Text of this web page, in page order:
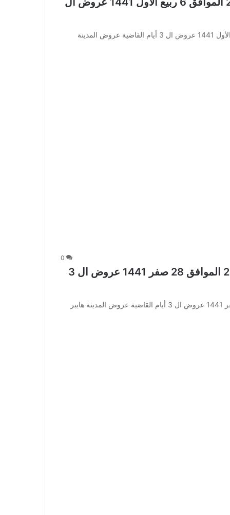
عروض المدينة هايبر اليوم 3 نوفمبر 2019 الموافق 6 ربيع الأول 1441 عروض ال 3 أيام القاضية عروض المدينة
0
عروض المدينة هايبر اليوم 27 أكتوبر 2019 الموافق 28 صفر 1441 عروض ال 3
عروض المدينة هايبر اليوم 27 أكتوبر 2019 الموافق 28 صفر 1441 عروض ال 3 أيام القاضية عروض المدينة هايبر